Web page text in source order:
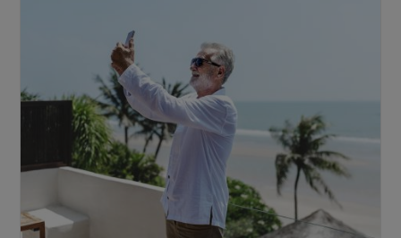
Maison
Saine
Sur
La
Costa
Blanca.